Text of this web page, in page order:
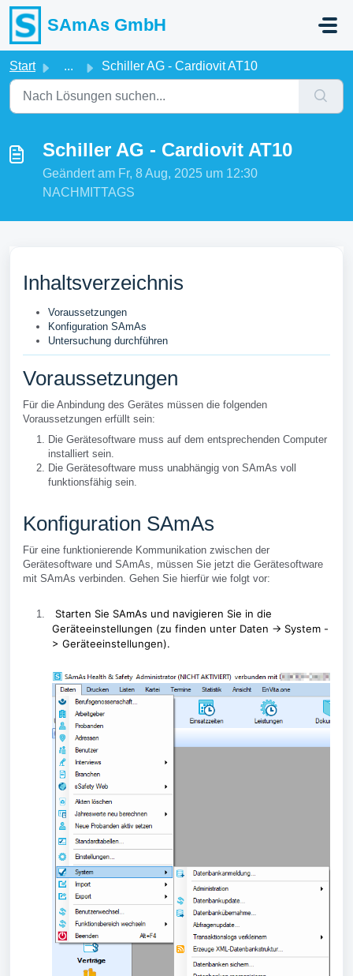
Zum hauptsächlichen Inhalt gehen
SAmAs GmbH
Start ... Schiller AG - Cardiovit AT10
Schiller AG - Cardiovit AT10
Geändert am Fr, 8 Aug, 2025 um 12:30
NACHMITTAGS
Inhaltsverzeichnis
Voraussetzungen
Konfiguration SAmAs
Untersuchung durchführen
Voraussetzungen
Für die Anbindung des Gerätes müssen die folgenden
Voraussetzungen erfüllt sein:
Die Gerätesoftware muss auf dem entsprechenden Computer
installiert sein.
Die Gerätesoftware muss unabhängig von SAmAs voll
funktionsfähig sein.
Konfiguration SAmAs
Für eine funktionierende Kommunikation zwischen der
Gerätesoftware und SAmAs, müssen Sie jetzt die Gerätesoftware
mit SAmAs verbinden. Gehen Sie hierfür wie folgt vor:
Starten Sie SAmAs und navigieren Sie in die
Geräteeinstellungen (zu finden unter Daten -> System -
> Geräteeinstellungen).